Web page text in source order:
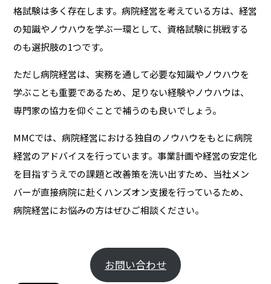
格試験は多く存在します。病院経営を考えている方は、経営
の知識やノウハウを学ぶ一環として、資格試験に挑戦する
のも選択肢の1つです。
ただし病院経営は、実務を通して必要な知識やノウハウを
学ぶことも重要であるため、足りない経験やノウハウは、
専門家の協力を仰ぐことで補うのも良いでしょう。
MMCでは、病院経営における独自のノウハウをもとに病院
経営のアドバイスを行っています。事業計画や経営の安定化
を目指すうえでの課題と改善策を洗い出すため、当社メン
バーが直接病院に赴くハンズオン支援を行っているため、
病院経営にお悩みの方はぜひご相談ください。
お問い合わせ